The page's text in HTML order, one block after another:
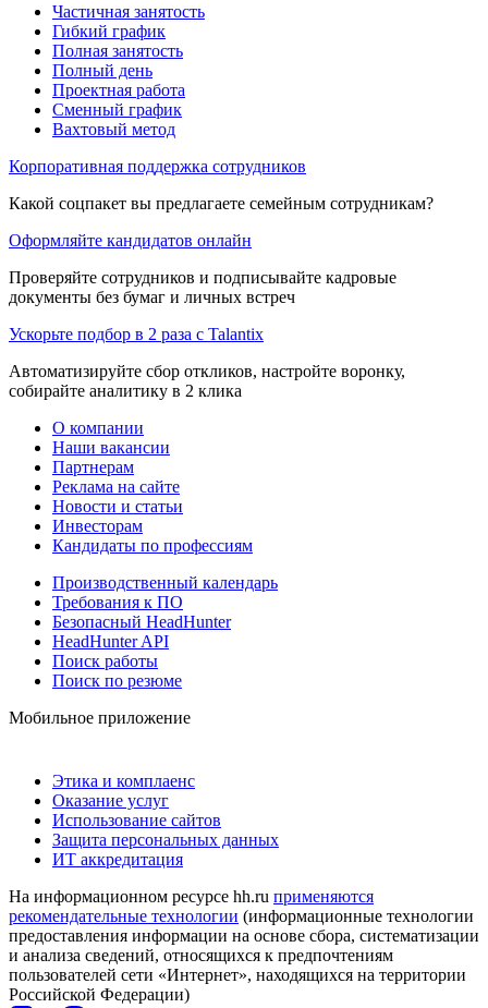
Частичная занятость
Гибкий график
Полная занятость
Полный день
Проектная работа
Сменный график
Вахтовый метод
Корпоративная поддержка сотрудников
Какой соцпакет вы предлагаете семейным сотрудникам?
Оформляйте кандидатов онлайн
Проверяйте сотрудников и подписывайте кадровые
документы без бумаг и личных встреч
Ускорьте подбор в 2 раза с Talantix
Автоматизируйте сбор откликов, настройте воронку,
собирайте аналитику в 2 клика
О компании
Наши вакансии
Партнерам
Реклама на сайте
Новости и статьи
Инвесторам
Кандидаты по профессиям
Производственный календарь
Требования к ПО
Безопасный HeadHunter
HeadHunter API
Поиск работы
Поиск по резюме
Мобильное приложение
Этика и комплаенс
Оказание услуг
Использование сайтов
Защита персональных данных
ИТ аккредитация
На информационном ресурсе hh.ru применяются
рекомендательные технологии (информационные технологии
предоставления информации на основе сбора, систематизации
и анализа сведений, относящихся к предпочтениям
пользователей сети «Интернет», находящихся на территории
Российской Федерации)